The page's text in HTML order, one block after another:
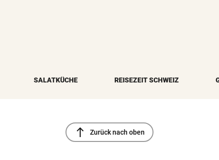
SALATKÜCHE REISEZEIT SCHWEIZ
north Zurück nach oben